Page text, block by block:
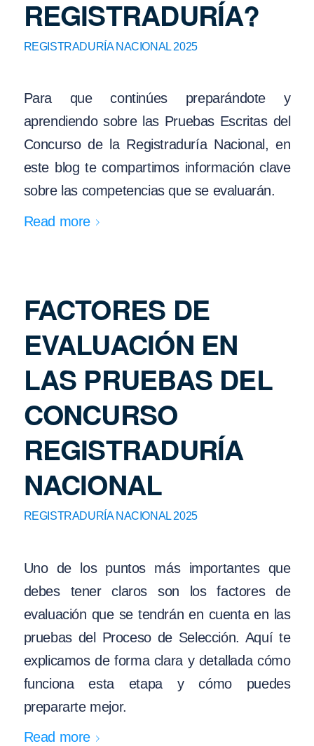
REGISTRADURÍA?
REGISTRADURÍA NACIONAL 2025
Para que continúes preparándote y
aprendiendo sobre las Pruebas Escritas del
Concurso de la Registraduría Nacional, en
este blog te compartimos información clave
sobre las competencias que se evaluarán.
Read more
FACTORES DE
EVALUACIÓN EN
LAS PRUEBAS DEL
CONCURSO
REGISTRADURÍA
NACIONAL
REGISTRADURÍA NACIONAL 2025
Uno de los puntos más importantes que
debes tener claros son los factores de
evaluación que se tendrán en cuenta en las
pruebas del Proceso de Selección. Aquí te
explicamos de forma clara y detallada cómo
funciona esta etapa y cómo puedes
prepararte mejor.
Read more